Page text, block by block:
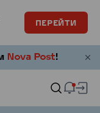
ПЕРЕЙТИ